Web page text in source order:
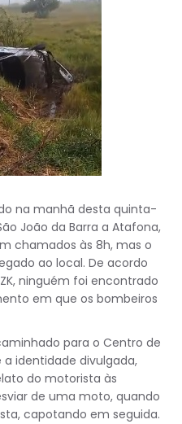
na manhã desta quinta-
João da Barra a Atafona,
chamados às 8h, mas o
ao local. De acordo
ninguém foi encontrado
em que os bombeiros
para o Centro de
a identidade divulgada,
do motorista às
de uma moto, quando
capotando em seguida.